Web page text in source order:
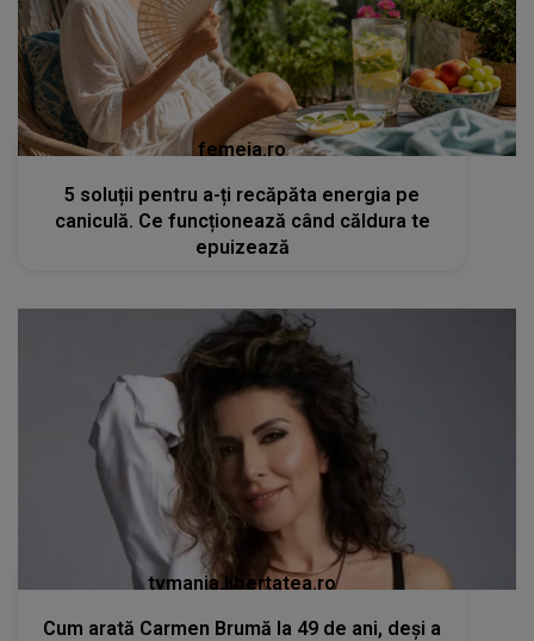
femeia.ro
5 soluții pentru a-ți recăpăta energia pe
caniculă. Ce funcționează când căldura te
epuizează
tvmania.libertatea.ro
Cum arată Carmen Brumă la 49 de ani, deși a